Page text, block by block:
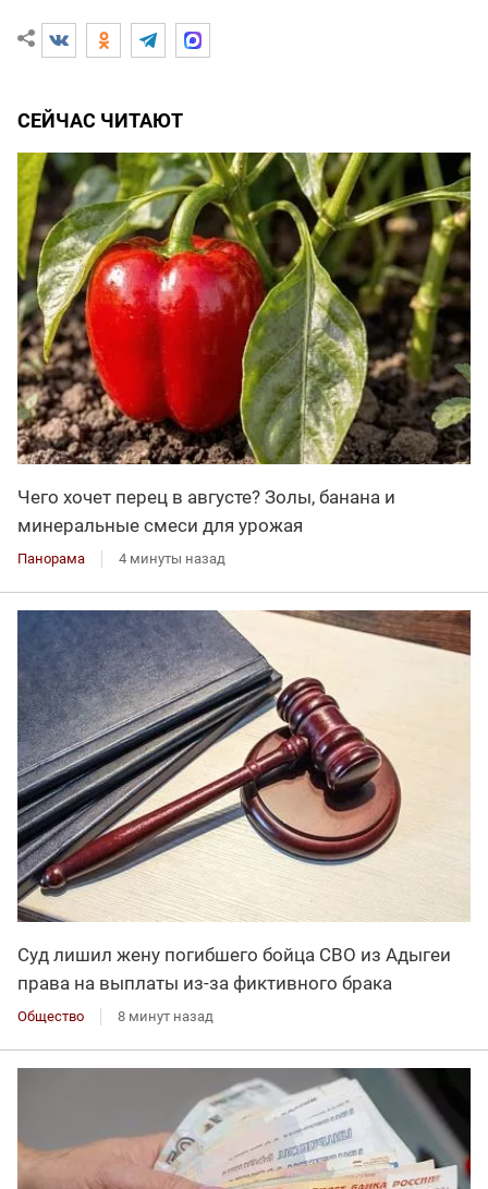
СЕЙЧАС ЧИТАЮТ
Чего хочет перец в августе? Золы, банана и
минеральные смеси для урожая
Панорама 4 минуты назад
Суд лишил жену погибшего бойца СВО из Адыгеи
права на выплаты из-за фиктивного брака
Общество 8 минут назад